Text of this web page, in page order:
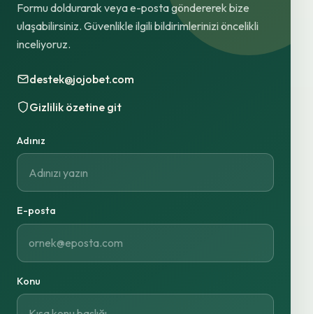
Formu doldurarak veya e-posta göndererek bize
ulaşabilirsiniz. Güvenlikle ilgili bildirimlerinizi öncelikli
inceliyoruz.
destek@jojobet.com
Gizlilik özetine git
Adınız
E-posta
Konu